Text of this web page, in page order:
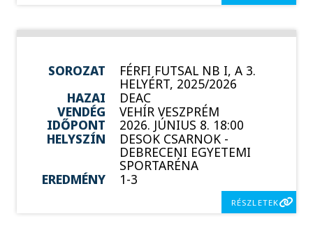
SOROZAT FÉRFI FUTSAL NB I, A 3.
HELYÉRT, 2025/2026
HAZAI
DEAC
VENDÉG
VEHÍR VESZPRÉM
IDŐPONT
2026. JÚNIUS 8. 18:00
HELYSZÍN
DESOK CSARNOK -
DEBRECENI EGYETEMI
SPORTARÉNA
EREDMÉNY
1-3
RÉSZLETEK